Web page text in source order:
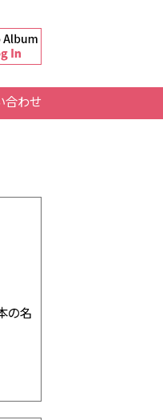
合わせ
の名